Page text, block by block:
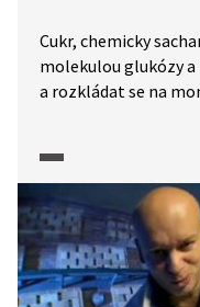
Cukr, chemicky
molekulou glukózy
a rozkládat se na
kostka cukru není
naneseme
v popelu snižují
hoření kostky cukru
Cukr lze také
kyseliny sírové.